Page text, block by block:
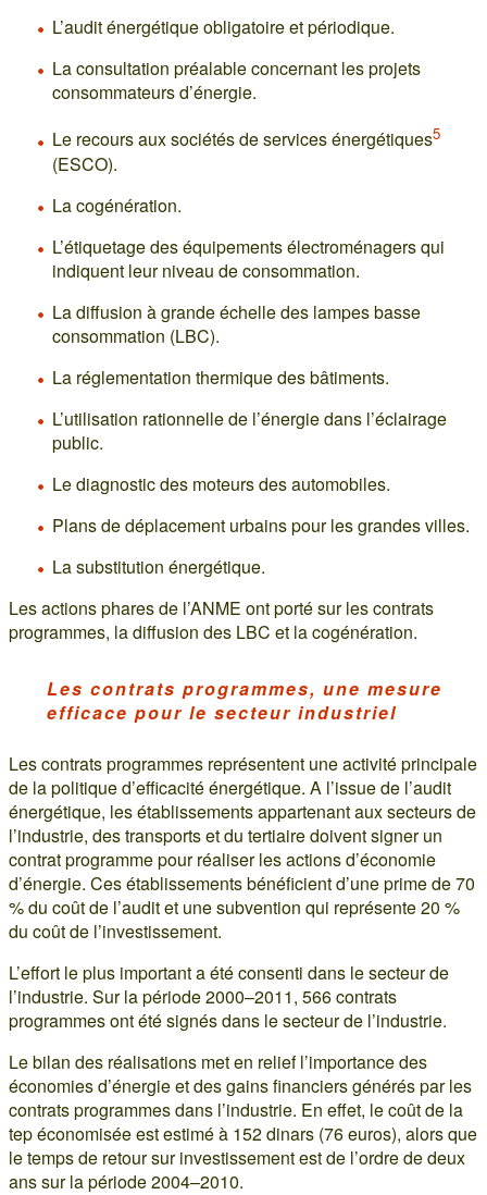
L’audit énergétique obligatoire et périodique.
La consultation préalable concernant les projets
consommateurs d’énergie.
Le recours aux sociétés de services énergétiques5
(ESCO).
La cogénération.
L’étiquetage des équipements électroménagers qui
indiquent leur niveau de consommation.
La diffusion à grande échelle des lampes basse
consommation (LBC).
La réglementation thermique des bâtiments.
L’utilisation rationnelle de l’énergie dans l’éclairage
public.
Le diagnostic des moteurs des automobiles.
Plans de déplacement urbains pour les grandes villes.
La substitution énergétique.
Les actions phares de l’ANME ont porté sur les contrats
programmes, la diffusion des LBC et la cogénération.
Les contrats programmes, une mesure
efficace pour le secteur industriel
Les contrats programmes représentent une activité principale
de la politique d’efficacité énergétique. A l’issue de l’audit
énergétique, les établissements appartenant aux secteurs de
l’industrie, des transports et du tertiaire doivent signer un
contrat programme pour réaliser les actions d’économie
d’énergie. Ces établissements bénéficient d’une prime de 70
% du coût de l’audit et une subvention qui représente 20 %
du coût de l’investissement.
L’effort le plus important a été consenti dans le secteur de
l’industrie. Sur la période 2000–2011, 566 contrats
programmes ont été signés dans le secteur de l’industrie.
Le bilan des réalisations met en relief l’importance des
économies d’énergie et des gains financiers générés par les
contrats programmes dans l’industrie. En effet, le coût de la
tep économisée est estimé à 152 dinars (76 euros), alors que
le temps de retour sur investissement est de l’ordre de deux
ans sur la période 2004–2010.